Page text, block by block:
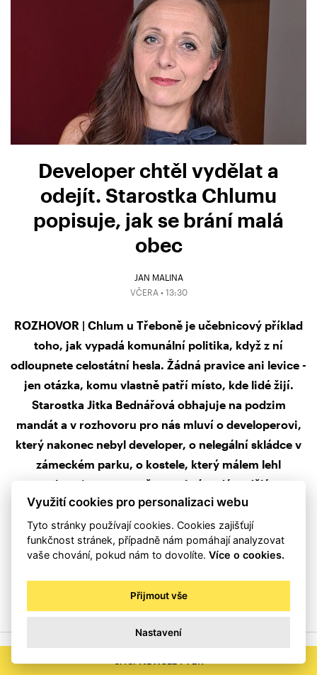
Developer chtěl vydělat a
odejít. Starostka Chlumu
popisuje, jak se brání malá
obec
JAN MALINA
VČERA • 13:30
ROZHOVOR | Chlum u Třeboně je učebnicový příklad
toho, jak vypadá komunální politika, když z ní
odloupnete celostátní hesla. Žádná pravice ani levice -
jen otázka, komu vlastně patří místo, kde lidé žijí.
Starostka Jitka Bednářová obhajuje na podzim
mandát a v rozhovoru pro nás mluví o developerovi,
který nakonec nebyl developer, o nelegální skládce v
zámeckém parku, o kostele, který málem lehl
popelem, i o tom, proč se s obcí nedá vydělávat.
PŘEČÍST CELÝ ČLÁNEK
Využití cookies pro personalizaci webu
Tyto stránky používají cookies. Cookies zajišťují
funkčnost stránek, případně nám pomáhají analyzovat
vaše chování, pokud nám to dovolíte.Více o cookies.
Přijmout vše
Nastavení
CHCI NEWSLETTER